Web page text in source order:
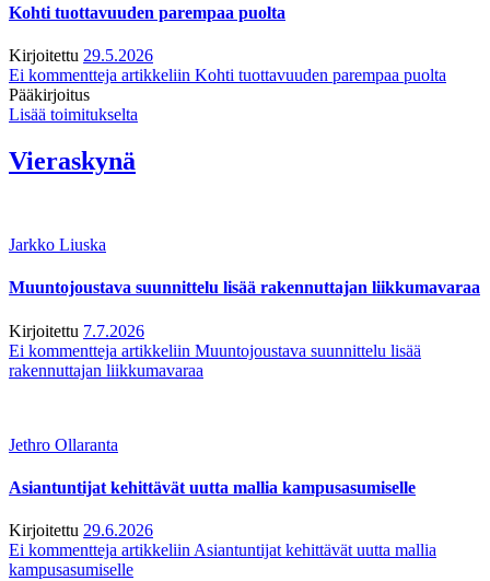
Kohti tuottavuuden parempaa puolta
Kirjoitettu 29.5.2026
Ei kommentteja artikkeliin Kohti tuottavuuden parempaa puolta
Pääkirjoitus
Lisää toimitukselta
Vieraskynä
Jarkko Liuska
Muuntojoustava suunnittelu lisää rakennuttajan liikkumavaraa
Kirjoitettu 7.7.2026
Ei kommentteja artikkeliin Muuntojoustava suunnittelu lisää
rakennuttajan liikkumavaraa
Jethro Ollaranta
Asiantuntijat kehittävät uutta mallia kampusasumiselle
Kirjoitettu 29.6.2026
Ei kommentteja artikkeliin Asiantuntijat kehittävät uutta mallia
kampusasumiselle